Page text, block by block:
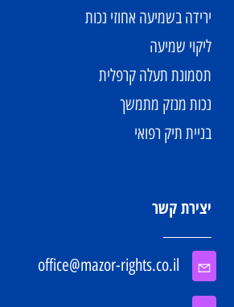
ירידה בשמיעה אחוזי נכות
ליקוי שמיעה
תסמונת תעלה קרפלית
נכות מנזק מתמשך
בניית תיק רפואי
יצירת קשר
office@mazor-rights.co.il